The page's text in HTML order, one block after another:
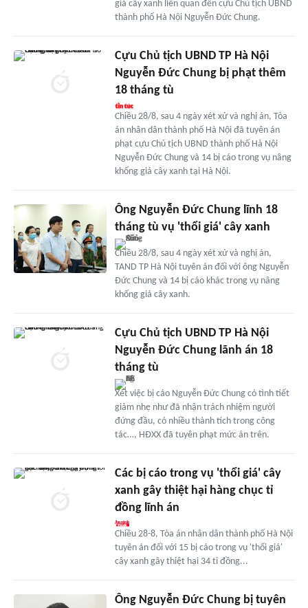
giá cây xanh liên quan đến cựu Chủ tịch UBND
thành phố Hà Nội Nguyễn Đức Chung.
Cựu Chủ tịch UBND TP Hà Nội
Nguyễn Đức Chung bị phạt thêm
18 tháng tù
Chiều 28/8, sau 4 ngày xét xử và nghị án, Tòa
án nhân dân thành phố Hà Nội đã tuyên án
phạt cựu Chủ tịch UBND thành phố Hà Nội
Nguyễn Đức Chung và 14 bị cáo trong vụ nâng
khống giá cây xanh tại Hà Nội.
Ông Nguyễn Đức Chung lĩnh 18
tháng tù vụ 'thổi giá' cây xanh
Chiều 28/8, sau 4 ngày xét xử và nghị án,
TAND TP Hà Nội tuyên án đối với ông Nguyễn
Đức Chung và 14 bị cáo khác trong vụ nâng
khống giá cây xanh.
Cựu Chủ tịch UBND TP Hà Nội
Nguyễn Đức Chung lãnh án 18
tháng tù
Xét việc bị cáo Nguyễn Đức Chung có tình tiết
giảm nhẹ như đã nhận trách nhiệm người
đứng đầu, có nhiều thành tích trong công
tác…, HĐXX đã tuyên phạt mức án trên.
Các bị cáo trong vụ 'thổi giá' cây
xanh gây thiệt hại hàng chục tỉ
đồng lĩnh án
Chiều 28-8, Tòa án nhân dân thành phố Hà Nội
tuyên án đối với 15 bị cáo trong vụ 'thổi giá'
cây xanh gây thiệt hại 34 tỉ đồng...
Ông Nguyễn Đức Chung bị tuyên